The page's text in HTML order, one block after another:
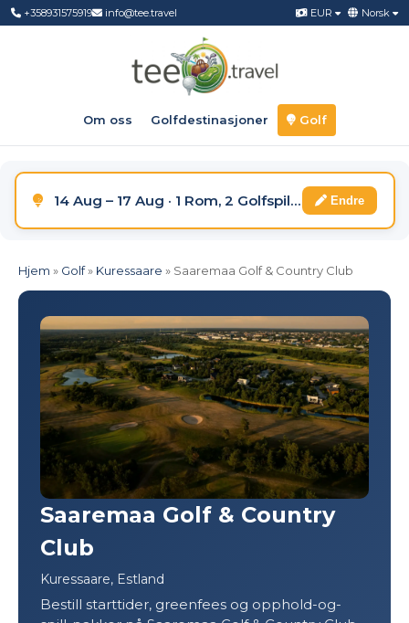
+358931575919 info@tee.travel EUR Norsk
Om oss Golfdestinasjoner Golf
14 Aug – 17 Aug · 1 Rom, 2 Golfspillere Endre
Hjem » Golf» Kuressaare » Saaremaa Golf & Country Club
Saaremaa Golf & Country
Club
Kuressaare, Estland
Bestill starttider, greenfees og opphold-og-